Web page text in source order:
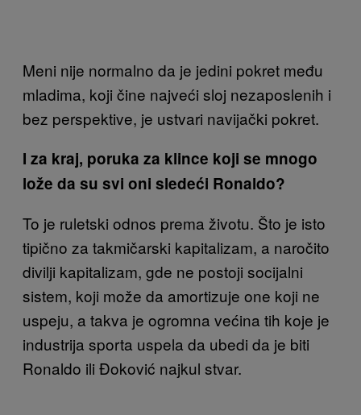
Meni nije normalno da je jedini pokret među
mladima, koji čine najveći sloj nezaposlenih i
bez perspektive, je ustvari navijački pokret.
I za kraj, poruka za klince koji se mnogo
lože da su svi oni sledeći Ronaldo?
To je ruletski odnos prema životu. Što je isto
tipično za takmičarski kapitalizam, a naročito
divilji kapitalizam, gde ne postoji socijalni
sistem, koji može da amortizuje one koji ne
uspeju, a takva je ogromna većina tih koje je
industrija sporta uspela da ubedi da je biti
Ronaldo ili Đoković najkul stvar.